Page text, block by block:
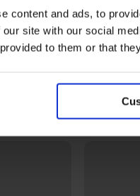
content and ads, to
site with our social
to them or that
Może